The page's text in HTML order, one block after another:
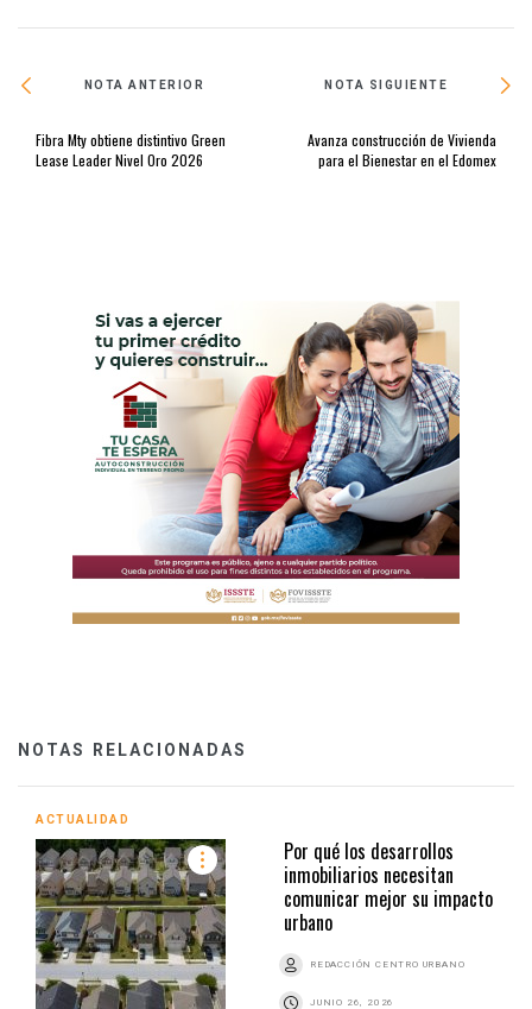
NOTA ANTERIOR
Fibra Mty obtiene distintivo Green
Lease Leader Nivel Oro 2026
NOTA SIGUIENTE
Avanza construcción de Vivienda
para el Bienestar en el Edomex
NOTAS RELACIONADAS
ACTUALIDAD
Por qué los desarrollos
inmobiliarios necesitan
comunicar mejor su impacto
urbano
REDACCIÓN CENTRO URBANO
JUNIO 26, 2026